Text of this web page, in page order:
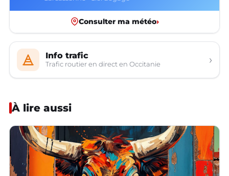
Consulter ma météo›
Info trafic
Trafic routier en direct en Occitanie ›
À lire aussi